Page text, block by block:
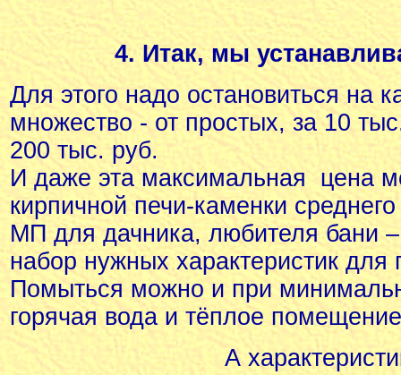
4. Итак, мы
Для этого надо остановиться на
множество - от простых, за 10
200 тыс. руб.
И даже эта максимальная цена
кирпичной печи-каменки
МП для дачника, любителя бани
набор нужных характеристик для
Помыться можно и при
горячая вода и тёплое
А